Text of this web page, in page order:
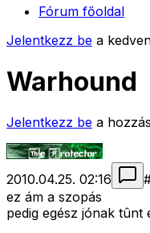
Fórum főoldal
Jelentkezz be a
Warhound
Jelentkezz be a
2010.04.25. 02:16
ez ám a szopás
pedig egész jónak tûnt